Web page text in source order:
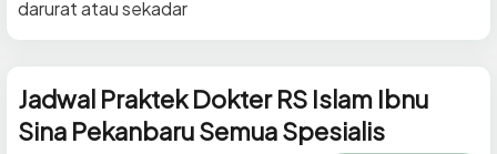
darurat atau sekadar
Jadwal Praktek Dokter RS Islam Ibnu
Sina Pekanbaru Semua Spesialis